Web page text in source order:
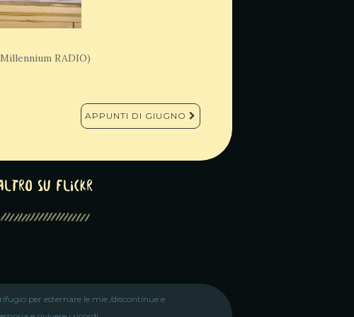
RADIO)
APPUNTI DI GIUGNO
su Flickr
per esternare le mie /discontinue e